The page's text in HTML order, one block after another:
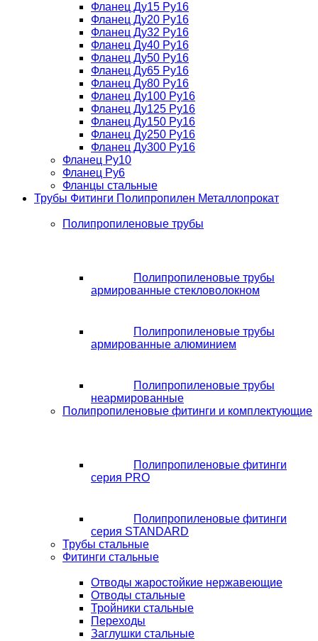
Фланец Ду15 Ру16
Фланец Ду20 Ру16
Фланец Ду32 Ру16
Фланец Ду40 Ру16
Фланец Ду50 Ру16
Фланец Ду65 Ру16
Фланец Ду80 Ру16
Фланец Ду100 Ру16
Фланец Ду125 Ру16
Фланец Ду150 Ру16
Фланец Ду250 Ру16
Фланец Ду300 Ру16
Фланец Ру10
Фланец Ру6
Фланцы стальные
Трубы Фитинги Полипропилен Металлопрокат
Полипропиленовые трубы
Полипропиленовые трубы
армированные стекловолокном
Полипропиленовые трубы
армированные алюминием
Полипропиленовые трубы
неармированные
Полипропиленовые фитинги и комплектующие
Полипропиленовые фитинги
серия PRO
Полипропиленовые фитинги
серия STANDARD
Трубы стальные
Фитинги стальные
Отводы жаростойкие нержавеющие
Отводы стальные
Тройники стальные
Переходы
Заглушки стальные